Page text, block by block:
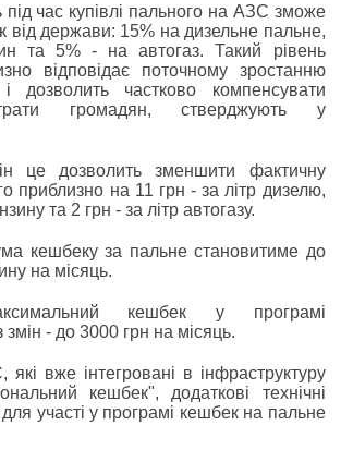
під час купівлі пального на АЗС зможе
від держави: 15% на дизельне пальне,
та 5% - на автогаз. Такий рівень
відповідає поточному зростанню
дозволить частково компенсувати
громадян, стверджують у
це дозволить зменшити фактичну
приблизно на 11 грн - за літр дизелю,
та 2 грн - за літр автогазу.
кешбеку за пальне становитиме до
на місяць.
кешбек у програмі
- до 3000 грн на місяць.
вже інтегровані в інфраструктуру
кешбек", додаткові технічні
участі у програмі кешбек на пальне